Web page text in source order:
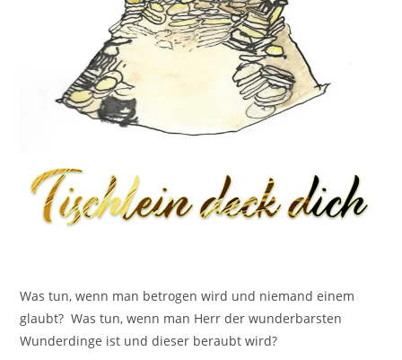
Was tun, wenn man betrogen wird und niemand einem
glaubt? Was tun, wenn man Herr der wunderbarsten
Wunderdinge ist und dieser beraubt wird?